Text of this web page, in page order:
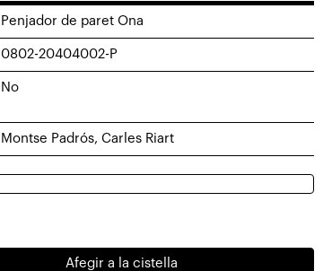
Penjador de paret Ona
0802-20404002-P
No
Montse Padrós, Carles Riart
Afegir a la cistella